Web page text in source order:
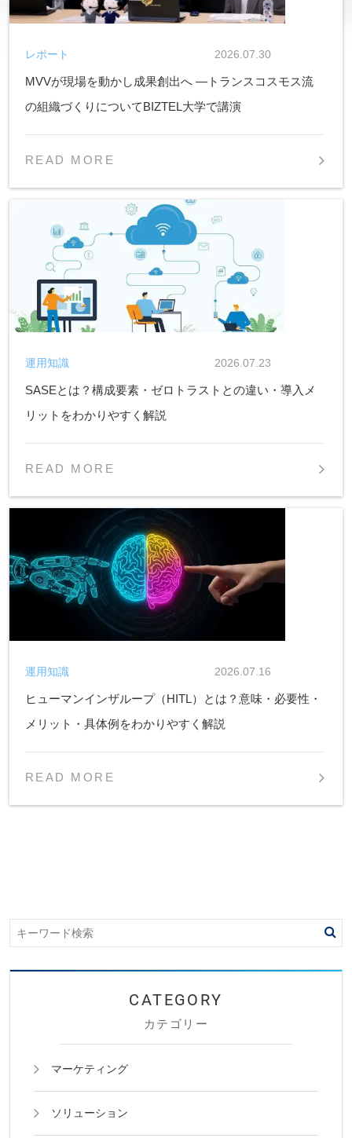
MVVが現場を動かし成果創出へ ―トランスコスモス流
の組織づくりについてBIZTEL大学で講演
2026.07.30
レポート
READ MORE
SASEとは？構成要素・ゼロトラストとの違い・導入メ
リットをわかりやすく解説
2026.07.23
運用知識
READ MORE
ヒューマンインザループ（HITL）とは？意味・必要性・
メリット・具体例をわかりやすく解説
2026.07.16
運用知識
READ MORE
カテゴリー
マーケティング
ソリューション